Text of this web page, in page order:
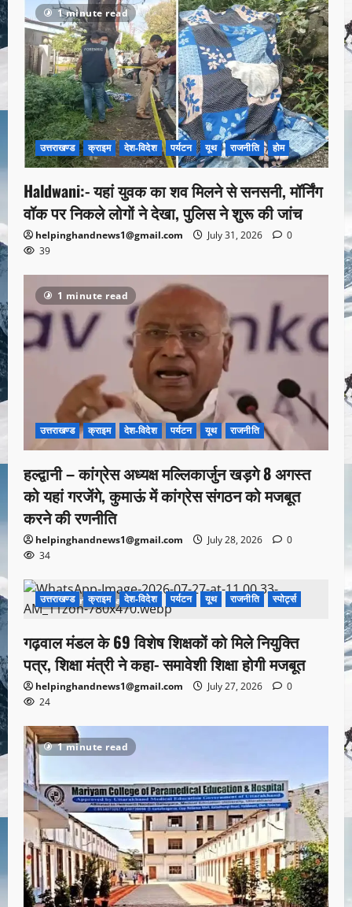
1 minute read
उत्तराखण्ड क्राइम देश-विदेश पर्यटन यूथ राजनीति होम
Haldwani:- यहां युवक का शव मिलने से सनसनी, मॉर्निंग
वॉक पर निकले लोगों ने देखा, पुलिस ने शुरू की जांच
helpinghandnews1@gmail.com July 31, 2026
0
39
1 minute read
उत्तराखण्ड क्राइम देश-विदेश पर्यटन यूथ राजनीति
हल्द्वानी – कांग्रेस अध्यक्ष मल्लिकार्जुन खड़गे 8 अगस्त
को यहां गरजेंगे, कुमाऊं में कांग्रेस संगठन को मजबूत
करने की रणनीति
helpinghandnews1@gmail.com July 28, 2026
0
34
1 minute read
उत्तराखण्ड क्राइम देश-विदेश पर्यटन यूथ राजनीति स्पोर्ट्स
गढ़वाल मंडल के 69 विशेष शिक्षकों को मिले नियुक्ति
पत्र, शिक्षा मंत्री ने कहा- समावेशी शिक्षा होगी मजबूत
helpinghandnews1@gmail.com July 27, 2026
0
24
1 minute read